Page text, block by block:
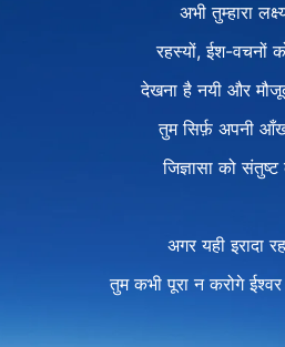
अभी तुम्हारा
रहस्यों, ईश-वचनों
देखना है नयी और
तुम सिर्फ़ अपनी
जिज्ञासा को
अगर यही इरादा
तुम कभी पूरा न करोगे